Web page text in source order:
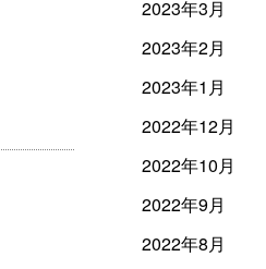
2023年3月
2023年2月
2023年1月
2022年12月
2022年10月
2022年9月
2022年8月